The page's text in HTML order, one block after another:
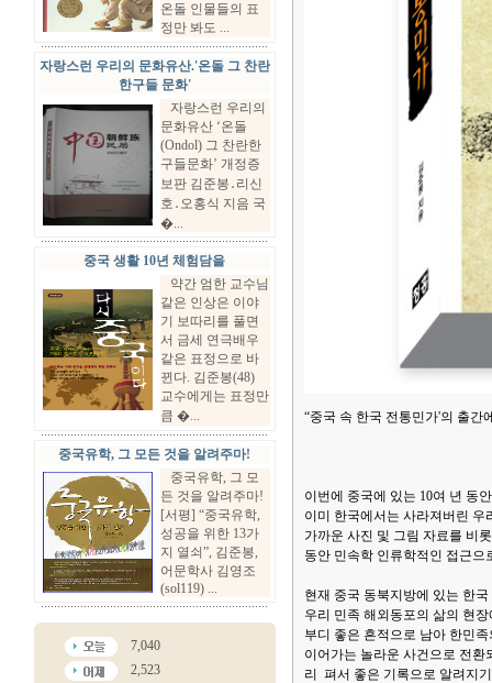
온돌 인물들의 표
정만 봐도 ...
자랑스런 우리의 문화유산.'온돌 그 찬란
한구들 문화'
자랑스런 우리의
문화유산 ‘온돌
(Ondol) 그 찬란한
구들문화’ 개정증
보판 김준봉․리신
호․오홍식 지음 국
�...
중국 생활 10년 체험담을
약간 엄한 교수님
같은 인상은 이야
기 보따리를 풀면
서 금세 연극배우
같은 표정으로 바
뀐다. 김준봉(48)
교수에게는 표정만
큼 �...
중국유학, 그 모든 것을 알려주마!
중국유학, 그 모
든 것을 알려주마!
[서평] “중국유학,
성공을 위한 13가
지 열쇠”, 김준봉,
어문학사 김영조
(sol119) ...
7,040
2,523
“중국 속 한국 전통민가'의 출간
이번에 중국에 있는 10여 년 동
이미 한국에서는 사라져버린 우
가까운 사진 및 그림 자료를 비
동안 민속학 인류학적인 접근
현재 중국 동북지방에 있는 한
우리 민족 해외동포의 삶의 현
부디 좋은 흔적으로 남아 한민
이어가는 놀라운 사건으로 전
리 펴서 좋은 기록으로 알려지